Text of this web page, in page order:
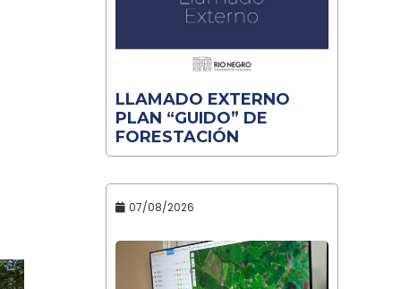
LLAMADO EXTERNO
PLAN “GUIDO” DE
FORESTACIÓN
07/08/2026